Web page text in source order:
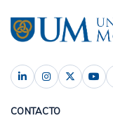
CONTACTO